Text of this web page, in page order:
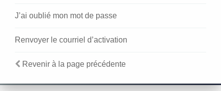
J’ai oublié mon mot de passe
Renvoyer le courriel d’activation
Revenir à la page précédente